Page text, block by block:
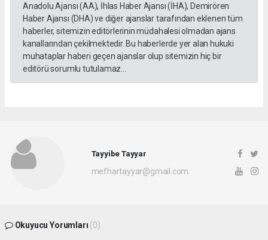
Anadolu Ajansı (AA), İhlas Haber Ajansı (İHA), Demirören
Haber Ajansı (DHA) ve diğer ajanslar tarafından eklenen tüm
haberler, sitemizin editörlerinin müdahalesi olmadan ajans
kanallarından çekilmektedir. Bu haberlerde yer alan hukuki
muhataplar haberi geçen ajanslar olup sitemizin hiç bir
editörü sorumlu tutulamaz...
Tayyibe Tayyar
mefhartayyar@gmail.com
Okuyucu Yorumları (0)